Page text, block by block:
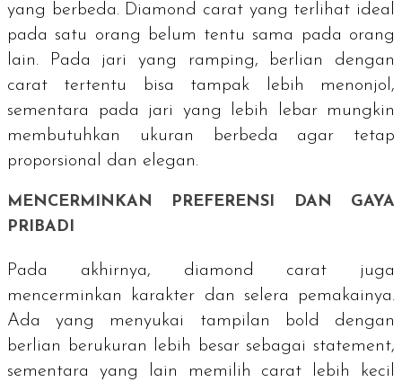
yang berbeda. Diamond carat yang terlihat ideal
pada satu orang belum tentu sama pada orang
lain. Pada jari yang ramping, berlian dengan
carat tertentu bisa tampak lebih menonjol,
sementara pada jari yang lebih lebar mungkin
membutuhkan ukuran berbeda agar tetap
proporsional dan elegan.
MENCERMINKAN PREFERENSI DAN GAYA
PRIBADI
Pada akhirnya, diamond carat juga
mencerminkan karakter dan selera pemakainya.
Ada yang menyukai tampilan
bold dengan
berlian berukuran lebih besar sebagai statement,
sementara yang lain memilih carat lebih kecil